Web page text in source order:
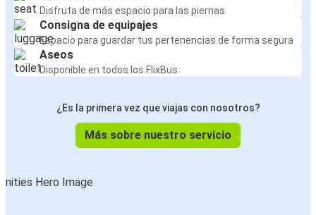
Disfruta de más espacio para las piernas
Consigna de equipajes
Espacio para guardar tus pertenencias de forma segura
Aseos
Disponible en todos los FlixBus
¿Es la primera vez que viajas con nosotros?
Más sobre nuestro servicio